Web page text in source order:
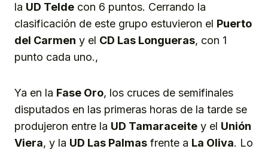
la UD Telde con 6 puntos. Cerrando la
clasificación de este grupo estuvieron el Puerto
del Carmen y el CD Las Longueras, con 1
punto cada uno.,
Ya en la Fase Oro, los cruces de semifinales
disputados en las primeras horas de la tarde se
produjeron entre la UD Tamaraceite y el Unión
Viera, y la UD Las Palmas frente a La Oliva. Lo